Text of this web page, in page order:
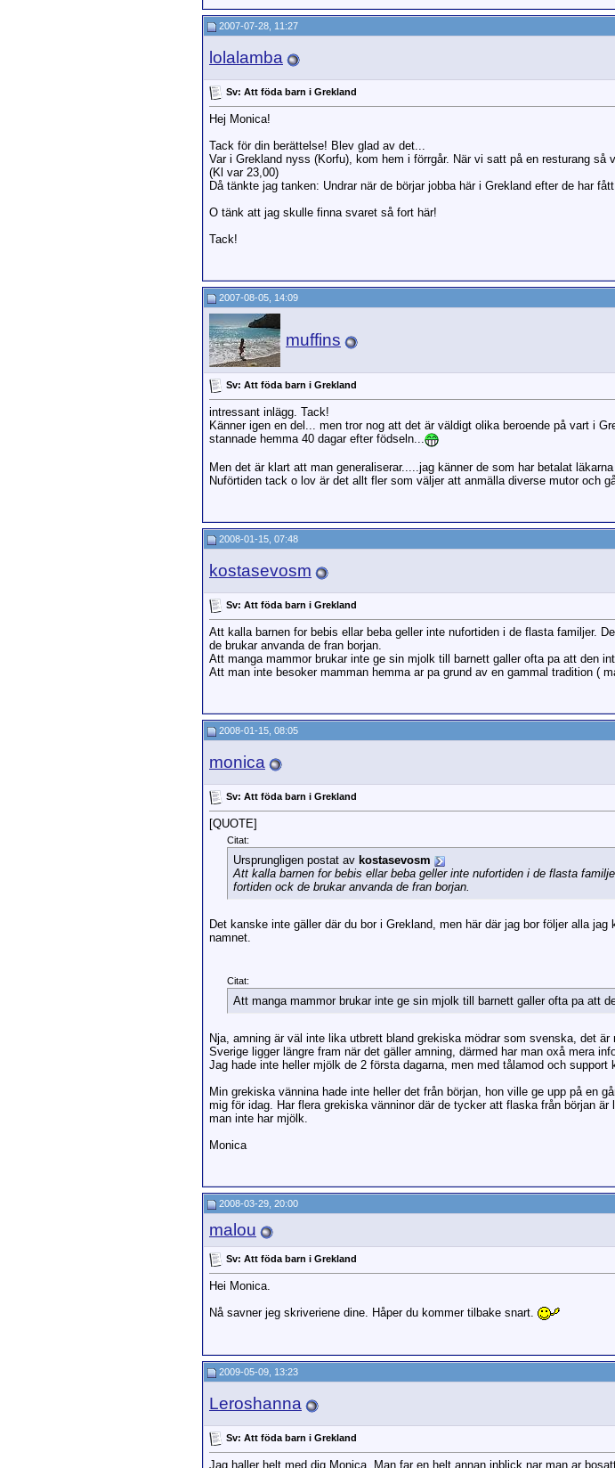
2007-07-28, 11:27
lolalamba
Sv: Att föda barn i Grekland
Hej Monica!
Tack för din berättelse! Blev glad av det...
Var i Grekland nyss (Korfu), kom hem i förrgår. När vi satt på en resturang
(Kl var 23,00)
Då tänkte jag tanken: Undrar när de börjar jobba här i Grekland efter de har
O tänk att jag skulle finna svaret så fort här!
Tack!
2007-08-05, 14:09
muffins
Sv: Att föda barn i Grekland
intressant inlägg. Tack!
Känner igen en del... men tror nog att det är väldigt olika beroende på vart i
stannade hemma 40 dagar efter födseln...
Men det är klart att man generaliserar.....jag känner de som har betalat
Nuförtiden tack o lov är det allt fler som väljer att anmälla diverse mutor och
2008-01-15, 07:48
kostasevosm
Sv: Att föda barn i Grekland
Att kalla barnen for bebis ellar beba geller inte nufortiden i de flasta familjer.
de brukar anvanda de fran borjan.
Att manga mammor brukar inte ge sin mjolk till barnett galler ofta pa att den
Att man inte besoker mamman hemma ar pa grund av en gammal tradition (
2008-01-15, 08:05
monica
Sv: Att föda barn i Grekland
[QUOTE]
Citat:
Ursprungligen postat av kostasevosm
Att kalla barnen for bebis ellar beba geller inte nufortiden i de flasta
fortiden ock de brukar anvanda de fran borjan.
Det kanske inte gäller där du bor i Grekland, men här där jag bor följer alla
namnet.
Citat:
Att manga mammor brukar inte ge sin mjolk till barnett galler ofta pa att
Nja, amning är väl inte lika utbrett bland grekiska mödrar som svenska, det är
Sverige ligger längre fram när det gäller amning, därmed har man oxå mera
Jag hade inte heller mjölk de 2 första dagarna, men med tålamod och
Min grekiska vännina hade inte heller det från början, hon ville ge upp på en
mig för idag. Har flera grekiska vänninor där de tycker att flaska från början
man inte har mjölk.
Monica
2008-03-29, 20:00
malou
Sv: Att föda barn i Grekland
Hei Monica.
Nå savner jeg skriveriene dine. Håper du kommer tilbake snart.
2009-05-09, 13:23
Leroshanna
Sv: Att föda barn i Grekland
Jag haller helt med dig Monica. Man far en helt annan inblick nar man ar